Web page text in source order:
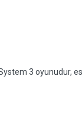
3 oyunudur, esir